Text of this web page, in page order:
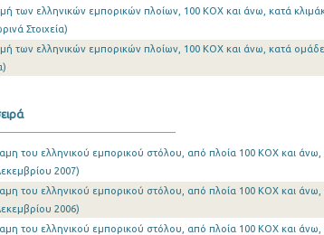
των ελληνικών εμπορικών πλοίων, 100 ΚΟΧ και άνω, κατά
Στοιχεία)
των ελληνικών εμπορικών πλοίων, 100 ΚΟΧ και άνω, κατά
του ελληνικού εμπορικού στόλου, από πλοία 100 ΚΟΧ και άνω,
2007)
του ελληνικού εμπορικού στόλου, από πλοία 100 ΚΟΧ και άνω,
2006)
του ελληνικού εμπορικού στόλου, από πλοία 100 ΚΟΧ και άνω,